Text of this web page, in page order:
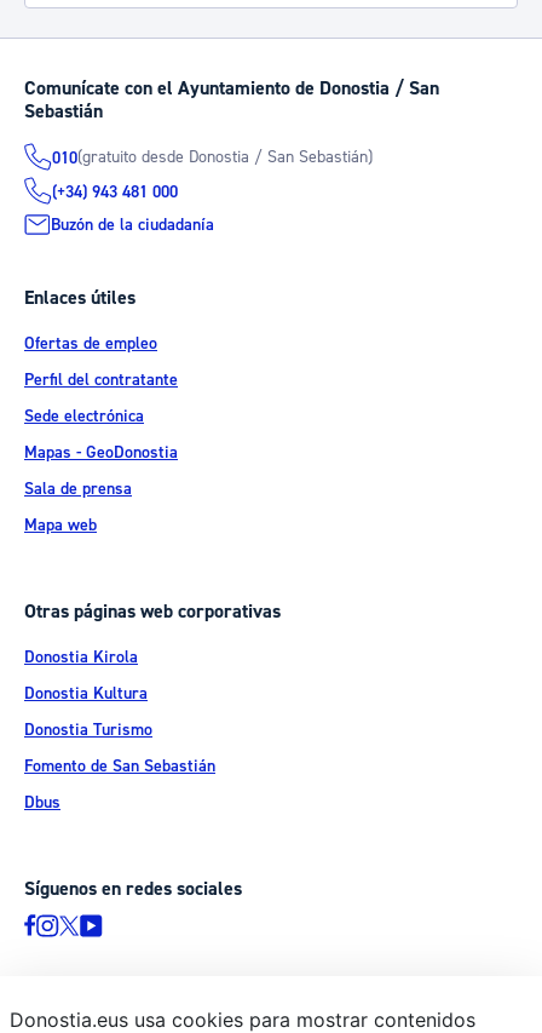
Comunícate con el Ayuntamiento de Donostia / San
Sebastián
010(gratuito desde Donostia / San Sebastián)
(+34) 943 481 000
Buzón de la ciudadanía
Enlaces útiles
Ofertas de empleo
Perfil del contratante
Sede electrónica
Mapas - GeoDonostia
Sala de prensa
Mapa web
Otras páginas web corporativas
Donostia Kirola
Donostia Kultura
Donostia Turismo
Fomento de San Sebastián
Dbus
Síguenos en redes sociales
Donostia.eus usa cookies para mostrar contenidos